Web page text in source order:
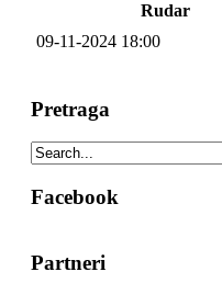
Rudar
09-11-2024 18:00
Pretraga
Facebook
Partneri